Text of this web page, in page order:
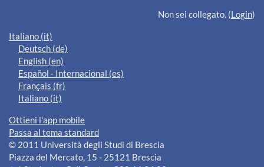
Non sei collegato. (Login)
Italiano ‎(it)‎
Deutsch ‎(de)‎
English ‎(en)‎
Español - Internacional ‎(es)‎
Français ‎(fr)‎
Italiano ‎(it)‎
Ottieni l'app mobile
Passa al tema standard
© 2011 Università degli Studi di Brescia
Piazza del Mercato, 15 - 25121 Brescia